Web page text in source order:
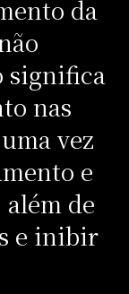
da
significa
nas
vez
e
de
e inibir